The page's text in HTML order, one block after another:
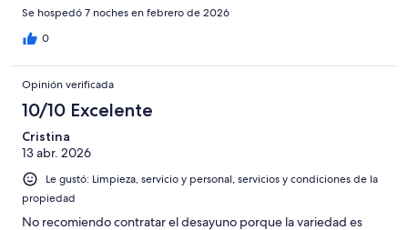
Se hospedó 7 noches en febrero de 2026
0
Opinión verificada
10/10 Excelente
Cristina
13 abr. 2026
Le gustó: Limpieza, servicio y personal, servicios y condiciones de la
propiedad
No recomiendo contratar el desayuno porque la variedad es